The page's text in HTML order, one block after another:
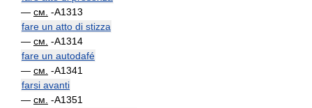
— см. -A1313
fare un atto di stizza
— см. -A1314
fare un autodafé
— см. -A1341
farsi avanti
— см. -A1351